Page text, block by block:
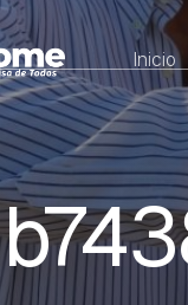
Inicio